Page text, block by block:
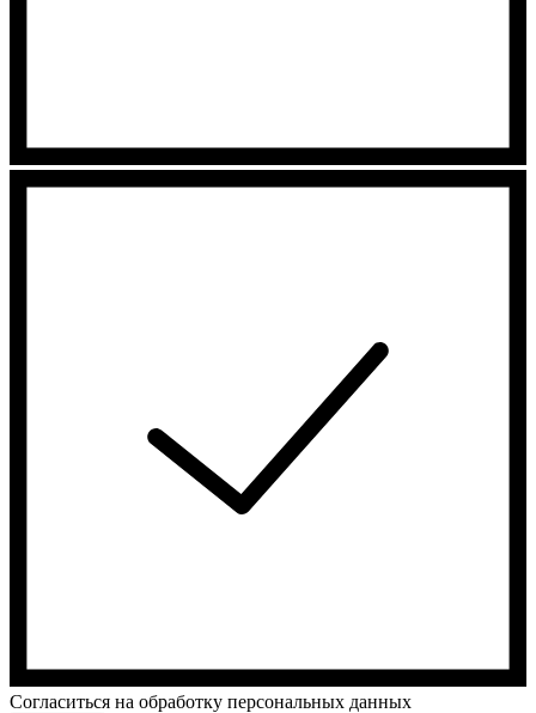
Cогласиться на обработку персональных данных